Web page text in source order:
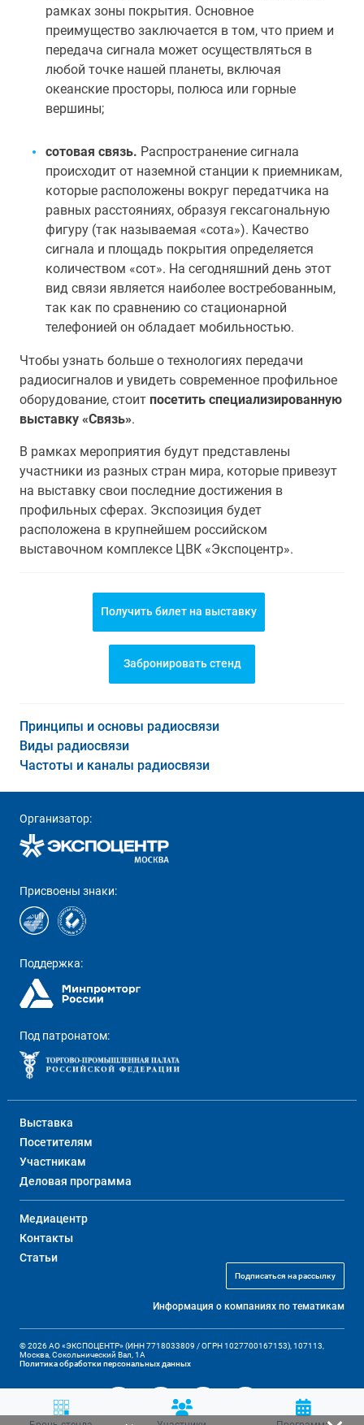
рамках зоны покрытия. Основное
преимущество заключается в том, что прием и
передача сигнала может осуществляться в
любой точке нашей планеты, включая
океанские просторы, полюса или горные
вершины;
сотовая связь. Распространение сигнала
происходит от наземной станции к приемникам,
которые расположены вокруг передатчика на
равных расстояниях, образуя гексагональную
фигуру (так называемая «сота»). Качество
сигнала и площадь покрытия определяется
количеством «сот». На сегодняшний день этот
вид связи является наиболее востребованным,
так как по сравнению со стационарной
телефонией он обладает мобильностью.
Чтобы узнать больше о технологиях передачи
радиосигналов и увидеть современное профильное
оборудование, стоит посетить специализированную
выставку «Связь».
В рамках мероприятия будут представлены
участники из разных стран мира, которые привезут
на выставку свои последние достижения в
профильных сферах. Экспозиция будет
расположена в крупнейшем российском
выставочном комплексе ЦВК «Экспоцентр».
Получить билет на выставку
Забронировать стенд
Принципы и основы радиосвязи
Виды радиосвязи
Частоты и каналы радиосвязи
Организатор:
Присвоены знаки:
Поддержка:
Под патронатом:
Выставка
Посетителям
Участникам
Деловая программа
Медиацентр
Контакты
Статьи
Подписаться на рассылку
Информация о компаниях по тематикам
© 2026 АО «ЭКСПОЦЕНТР» (ИНН 7718033809 / ОГРН 1027700167153), 107113,
Москва, Сокольнический Вал, 1А
Политика обработки персональных данных